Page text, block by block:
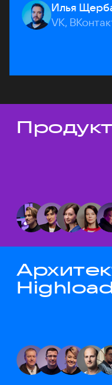
Илья
VK,
Темы докладов